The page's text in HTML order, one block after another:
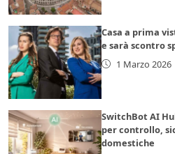
Casa a prima
e sarà scontro
1 Marzo 2026
SwitchBot AI
per controllo,
domestiche